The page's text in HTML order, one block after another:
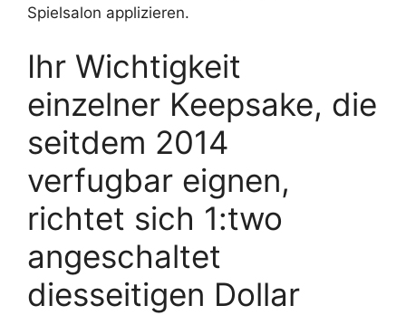
Spielsalon applizieren.
Ihr Wichtigkeit
einzelner Keepsake, die
seitdem 2014
verfugbar eignen,
richtet sich 1:two
angeschaltet
diesseitigen Dollar